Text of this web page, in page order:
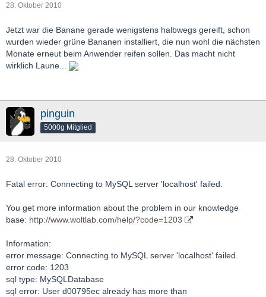
28. Oktober 2010
Jetzt war die Banane gerade wenigstens halbwegs gereift, schon
wurden wieder grüne Bananen installiert, die nun wohl die nächsten
Monate erneut beim Anwender reifen sollen. Das macht nicht
wirklich Laune...
pinguin
5000g Mitglied
28. Oktober 2010
Fatal error: Connecting to MySQL server 'localhost' failed.
You get more information about the problem in our knowledge
base: http://www.woltlab.com/help/?code=1203
Information:
error message: Connecting to MySQL server 'localhost' failed.
error code: 1203
sql type: MySQLDatabase
sql error: User d00795ec already has more than